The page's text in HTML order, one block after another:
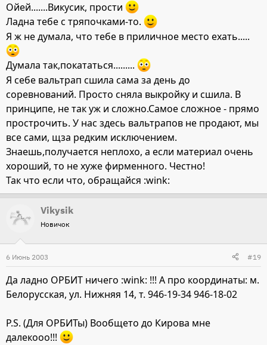
Ойей.......Викусик, прости
Ладна тебе с тряпочками-то.
Я ж не думала, что тебе в приличное место ехать.....
Думала так,покататься.........
Я себе вальтрап сшила сама за день до
соревнований. Просто сняла выкройку и сшила. В
принципе, не так уж и сложно.Самое сложное - прямо
прострочить. У нас здесь вальтрапов не продают, мы
все сами, щза редким исключением.
Знаешь,получается неплохо, а если материал очень
хороший, то не хуже фирменного. Честно!
Так что если что, обращайся :wink:
Vikysik
Новичок
6 Июнь 2003 #19
Да ладно ОРБИТ ничего :wink: !!! А про координаты: м.
Белорусская, ул. Нижняя 14, т. 946-19-34 946-18-02
P.S. (Для ОРБИТы) Вообщето до Кирова мне
далекооо!!!